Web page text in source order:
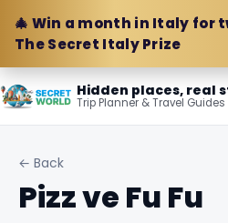
🎄 Win a month in Italy for
The Secret Italy Prize
Hidden places, real
Trip Planner & Travel Guides
← Back
Pizz ve Fu Fu